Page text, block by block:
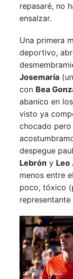
repasaré, no
ensalzar.
Una primera
deportivo,
Josemaría
con Bea
abanico en
visto ya
chocado
despegue
Lebrón y Leo
menos entre
poco, tóxico